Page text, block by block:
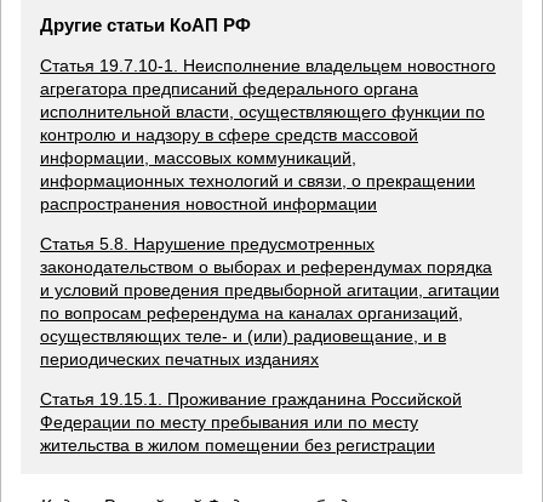
Другие статьи КоАП РФ
Статья 19.7.10-1. Неисполнение владельцем новостного
агрегатора предписаний федерального органа
исполнительной власти, осуществляющего функции по
контролю и надзору в сфере средств массовой
информации, массовых коммуникаций,
информационных технологий и связи, о прекращении
распространения новостной информации
Статья 5.8. Нарушение предусмотренных
законодательством о выборах и референдумах порядка
и условий проведения предвыборной агитации, агитации
по вопросам референдума на каналах организаций,
осуществляющих теле- и (или) радиовещание, и в
периодических печатных изданиях
Статья 19.15.1. Проживание гражданина Российской
Федерации по месту пребывания или по месту
жительства в жилом помещении без регистрации